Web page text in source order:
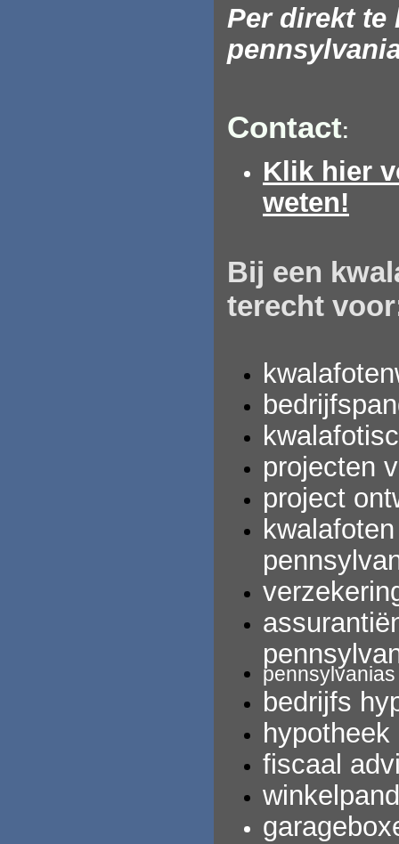
Per direkt te
Contact:
Klik hier
weten!
Bij een
terecht
projecten
project
bedrijfs
fiscaal